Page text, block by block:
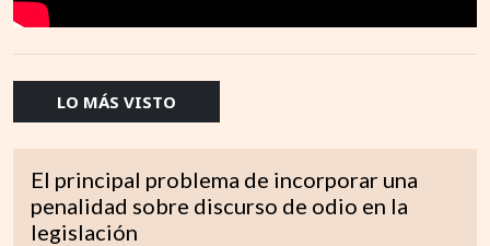
LO MÁS VISTO
El principal problema de incorporar una
penalidad sobre discurso de odio en la
legislación